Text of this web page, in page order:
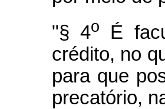
"§ 4o
É
crédito, no
para que
precatório,